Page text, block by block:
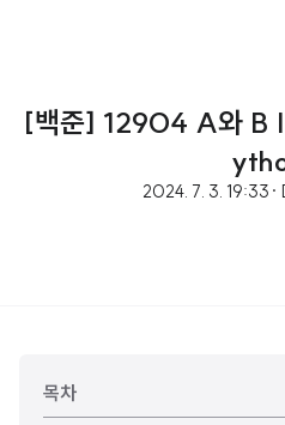
[백준] 12904 A와 B
2024. 7. 3. 19:33
목차